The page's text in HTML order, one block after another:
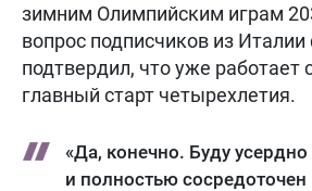
зимним Олимпийским играм
вопрос подписчиков из Италии
подтвердил, что уже работает
главный старт четырехлетия.
«Да, конечно. Буду
и полностью сосредоточен